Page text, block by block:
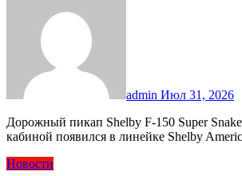
admin Июл 31, 2026
Дорожный пикап Shelby F-150 Super Snake Sport с однорядной
кабиной появился в линейке Shelby
Новости